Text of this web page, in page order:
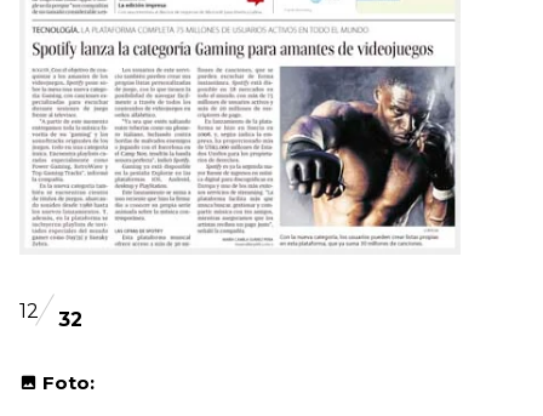
12 32
Foto: